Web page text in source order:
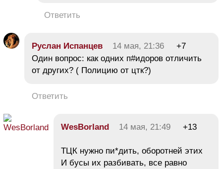
Ответить
Руслан Испанцев 14 мая, 21:36
+7
Один вопрос: как одних п#идоров отличить
от других? ( Полицию от цтк?)
Ответить
WesBorland 14 мая, 21:49 +13
ТЦК нужно пи*дить, оборотней этих
И бусы их разбивать, все равно